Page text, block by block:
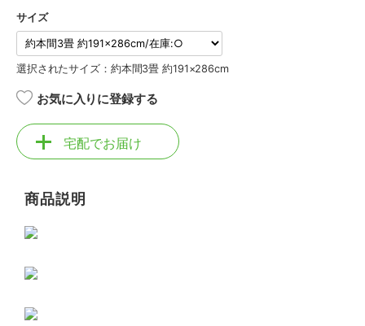
サイズ
選択されたサイズ：約本間3畳 約191×286cm
お気に入りに登録する
宅配でお届け
商品説明